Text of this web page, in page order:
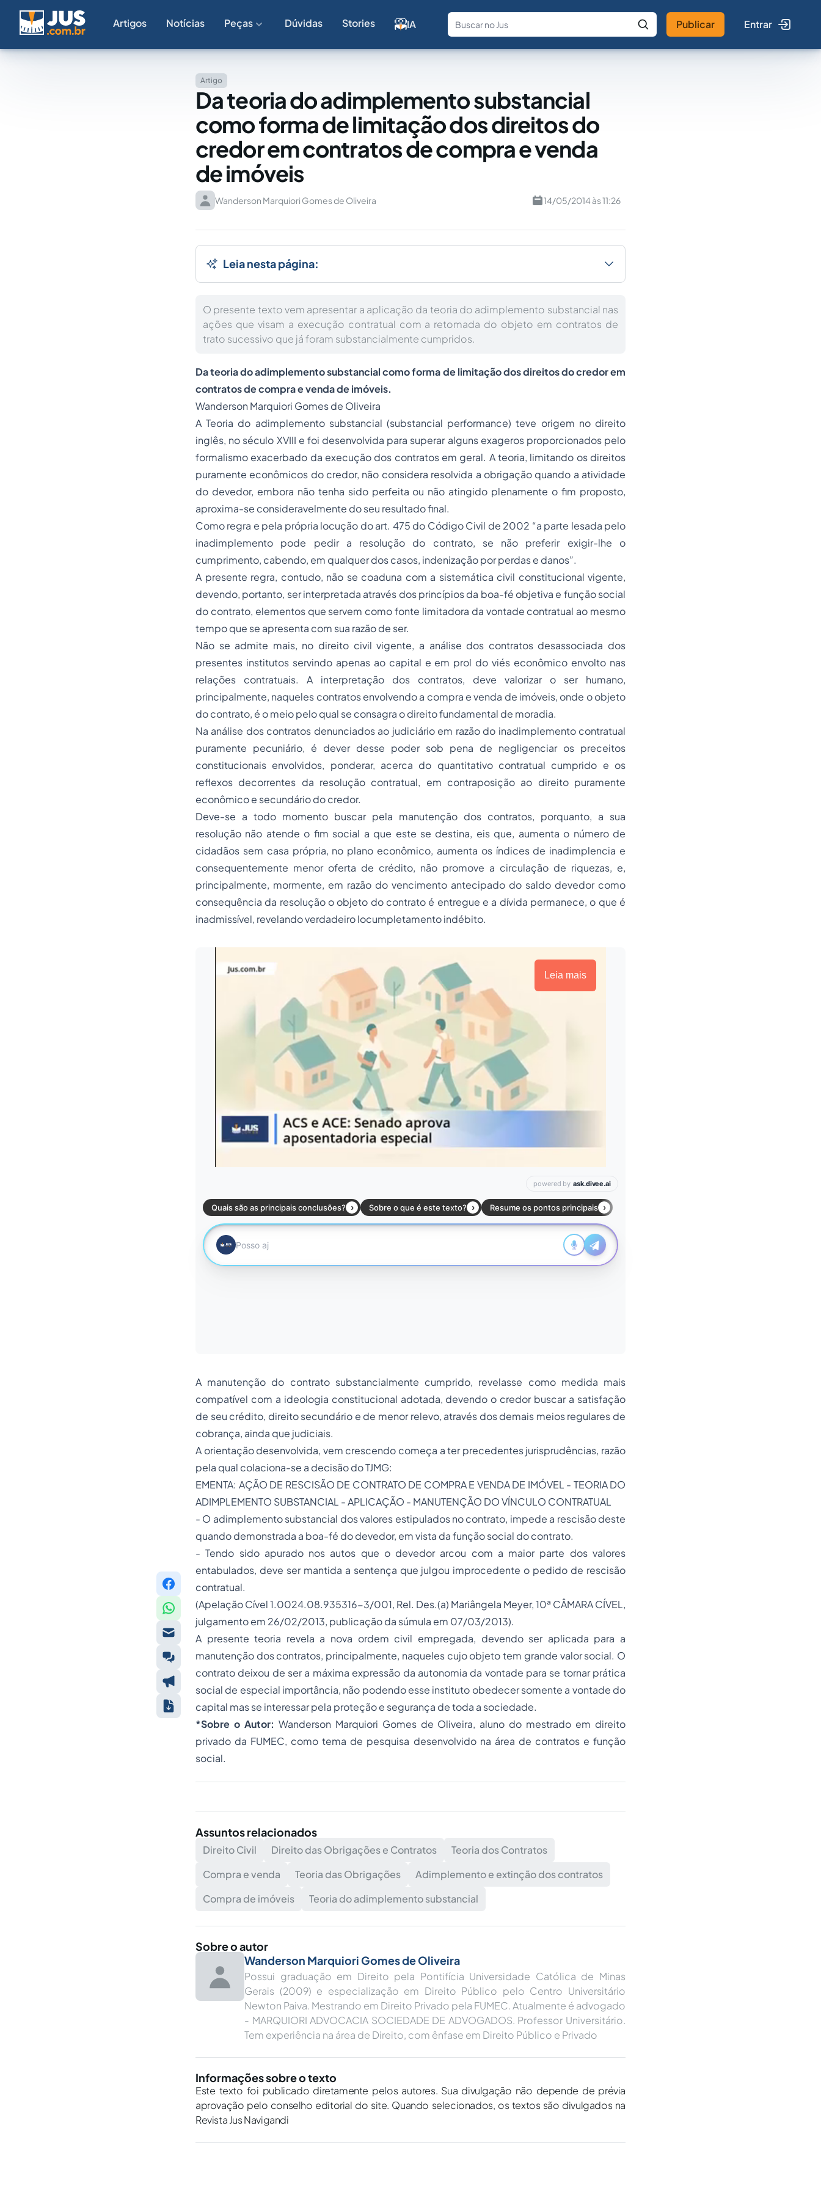
Artigos Notícias Peças Dúvidas Stories IA
Fale com a IA Buscar no Jus
Publicar Entrar
Artigo
Da teoria do adimplemento substancial
como forma de limitação dos direitos do
credor em contratos de compra e venda
de imóveis
Wanderson Marquiori Gomes de Oliveira 14/05/2014 às 11:26
Leia nesta página:
O presente texto vem apresentar a aplicação da teoria do adimplemento substancial nas
ações que visam a execução contratual com a retomada do objeto em contratos de
trato sucessivo que já foram substancialmente cumpridos.
Dateoria do adimplemento substancialcomo forma de limitação dos direitos do credor em
contratos decompra e vendade imóveis.
Wanderson Marquiori Gomes de Oliveira
A Teoria do adimplemento substancial (substancial performance) teve origem no direito
inglês, no século XVIII e foi desenvolvida para superar alguns exageros proporcionados pelo
formalismo exacerbado da execução dos contratos em geral. A teoria, limitando os direitos
puramente econômicos do credor, não considera resolvida a obrigação quando a atividade
do devedor, embora não tenha sido perfeita ou não atingido plenamente o fim proposto,
aproxima-se consideravelmente do seu resultado final.
Como regra e pela própria locução do art. 475 do Código Civil de 2002 “a parte lesada pelo
inadimplemento pode pedir a resolução do contrato, se não preferir exigir-lhe o
cumprimento, cabendo, em qualquer dos casos, indenização por perdas e danos”.
A presente regra, contudo, não se coaduna com a sistemática civil constitucional vigente,
devendo, portanto, ser interpretada através dos princípios da boa-fé objetiva e função social
do contrato, elementos que servem como fonte limitadora da vontade contratual ao mesmo
tempo que se apresenta com sua razão de ser.
Não se admite mais, no direito civil vigente, a análise dos contratos desassociada dos
presentes institutos servindo apenas ao capital e em prol do viés econômico envolto nas
relações contratuais. A interpretação dos contratos, deve valorizar o ser humano,
principalmente, naqueles contratos envolvendo a compra e venda de imóveis, onde o objeto
do contrato, é o meio pelo qual se consagra o direito fundamental de moradia.
Na análise dos contratos denunciados ao judiciário em razão do inadimplemento contratual
puramente pecuniário, é dever desse poder sob pena de negligenciar os preceitos
constitucionais envolvidos, ponderar, acerca do quantitativo contratual cumprido e os
reflexos decorrentes da resolução contratual, em contraposição ao direito puramente
econômico e secundário do credor.
Deve-se a todo momento buscar pela manutenção dos contratos, porquanto, a sua
resolução não atende o fim social a que este se destina, eis que, aumenta o número de
cidadãos sem casa própria, no plano econômico, aumenta os índices de inadimplencia e
consequentemente menor oferta de crédito, não promove a circulação de riquezas, e,
principalmente, mormente, em razão do vencimento antecipado do saldo devedor como
consequência da resolução o objeto do contrato é entregue e a dívida permanece, o que é
inadmissível, revelando verdadeiro locumpletamento indébito.
Leia mais
A manutenção do contrato substancialmente cumprido, revelasse como medida mais
compatível com a ideologia constitucional adotada, devendo o credor buscar a satisfação
de seu crédito, direito secundário e de menor relevo, através dos demais meios regulares de
cobrança, ainda que judiciais.
A orientação desenvolvida, vem crescendo começa a ter precedentes jurisprudências, razão
pela qual colaciona-se a decisão do TJMG:
EMENTA: AÇÃO DE RESCISÃO DE CONTRATO DE COMPRA E VENDA DE IMÓVEL - TEORIA DO
ADIMPLEMENTO SUBSTANCIAL - APLICAÇÃO - MANUTENÇÃO DO VÍNCULO CONTRATUAL
- O adimplemento substancial dos valores estipulados no contrato, impede a rescisão deste
quando demonstrada a boa-fé do devedor, em vista da função social do contrato.
- Tendo sido apurado nos autos que o devedor arcou com a maior parte dos valores
entabulados, deve ser mantida a sentença que julgou improcedente o pedido de rescisão
contratual.
(Apelação Cível 1.0024.08.935316-3/001, Rel. Des.(a) Mariângela Meyer, 10ª CÂMARA CÍVEL,
julgamento em 26/02/2013, publicação da súmula em 07/03/2013).
A presente teoria revela a nova ordem civil empregada, devendo ser aplicada para a
manutenção dos contratos, principalmente, naqueles cujo objeto tem grande valor social. O
contrato deixou de ser a máxima expressão da autonomia da vontade para se tornar prática
social de especial importância, não podendo esse instituto obedecer somente a vontade do
capital mas se interessar pela proteção e segurança de toda a sociedade.
*Sobre o Autor: Wanderson Marquiori Gomes de Oliveira, aluno do mestrado em direito
privado da FUMEC, como tema de pesquisa desenvolvido na área de contratos e função
social.
Assuntos relacionados
Direito Civil Direito das Obrigações e Contratos
Teoria dos Contratos
Compra e venda
Teoria das Obrigações
Adimplemento e extinção dos contratos
Compra de imóveis
Teoria do adimplemento substancial
Sobre o autor
Wanderson Marquiori Gomes de Oliveira
Possui graduação em Direito pela Pontifícia Universidade Católica de Minas
Gerais (2009) e especialização em Direito Público pelo Centro Universitário
Newton Paiva. Mestrando em Direito Privado pela FUMEC. Atualmente é advogado
- MARQUIORI ADVOCACIA SOCIEDADE DE ADVOGADOS. Professor Universitário.
Tem experiência na área de Direito, com ênfase em Direito Público e Privado
Informações sobre o texto
Este texto foi publicado diretamente pelos autores. Sua divulgação não depende de prévia
aprovação pelo conselho editorial do site. Quando selecionados, os textos são divulgados na
Revista Jus Navigandi